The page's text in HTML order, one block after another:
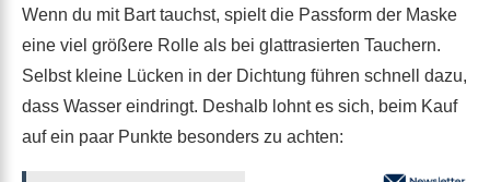
Wenn du mit Bart tauchst, spielt die Passform der Maske
eine viel größere Rolle als bei glattrasierten Tauchern.
Selbst kleine Lücken in der Dichtung führen schnell dazu,
dass Wasser eindringt. Deshalb lohnt es sich, beim Kauf
auf ein paar Punkte besonders zu achten: